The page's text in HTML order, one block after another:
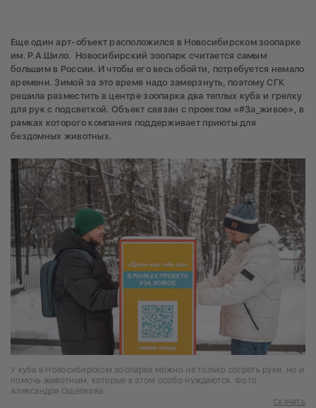
Еще один арт-объект расположился в Новосибирском зоопарке
им. Р.А.Шило. Новосибирский зоопарк считается самым
большим в России. И чтобы его весь обойти, потребуется немало
времени. Зимой за это время надо замерзнуть, поэтому СГК
решила разместить в центре зоопарка два теплых куба и грелку
для рук с подсветкой. Объект связан с проектом «#За_живое», в
рамках которого компания поддерживает приюты для
бездомных животных.
У куба в Новосибирском зоопарке можно не только согреть руки, но и
помочь животным, которые в этом особо нуждаются. Фото
Александра Ощепкова
Скачать